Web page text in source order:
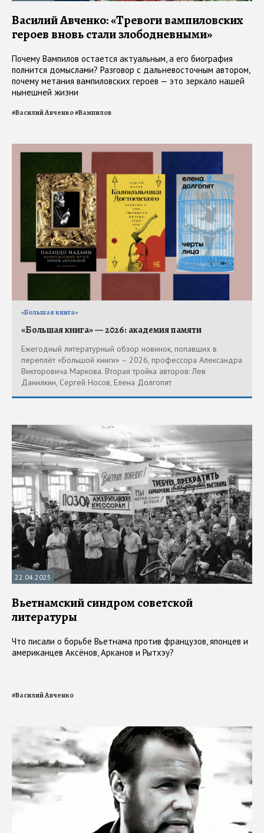
Василий Авченко: «Тревоги вампиловских
героев вновь стали злободневными»
Почему Вампилов остается актуальным, а его биография
полнится домыслами? Разговор с дальневосточным автором,
почему метания вампиловских героев — это зеркало нашей
нынешней жизни
#Василий Авченко#Вампилов
«Большая книга»
«Большая книга» — 2026: академия памяти
Ежегодный литературный обзор новинок, попавших в
переплёт «Большой книги» – 2026, профессора Александра
Викторовича Маркова. Вторая тройка авторов: Лев
Данилкин, Сергей Носов, Елена Долгопят
22.04.2025
Вьетнамский синдром советской
литературы
Что писали о борьбе Вьетнама против французов, японцев и
американцев Аксёнов, Арканов и Рытхэу?
#Василий Авченко